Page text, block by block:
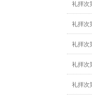
礼拝次
礼拝次
礼拝次
礼拝次
礼拝次